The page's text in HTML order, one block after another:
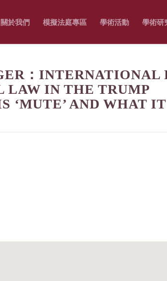
關於我們 模擬法庭專區 學術活動 學術研
：INTERNATIONAL
LAW IN THE TRUMP
‘MUTE’ AND WHAT